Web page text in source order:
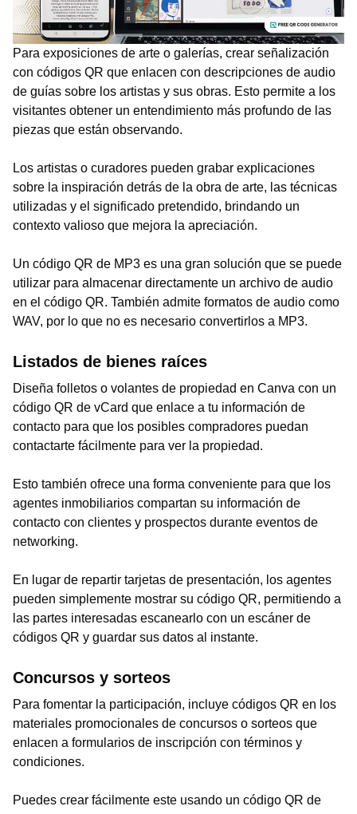
Para exposiciones de arte o galerías, crear señalización
con códigos QR que enlacen con descripciones de audio
de guías sobre los artistas y sus obras. Esto permite a los
visitantes obtener un entendimiento más profundo de las
piezas que están observando.
Los artistas o curadores pueden grabar explicaciones
sobre la inspiración detrás de la obra de arte, las técnicas
utilizadas y el significado pretendido, brindando un
contexto valioso que mejora la apreciación.
Un código QR de MP3 es una gran solución que se puede
utilizar para almacenar directamente un archivo de audio
en el código QR. También admite formatos de audio como
WAV, por lo que no es necesario convertirlos a MP3.
Listados de bienes raíces
Diseña folletos o volantes de propiedad en Canva con un
código QR de vCard que enlace a tu información de
contacto para que los posibles compradores puedan
contactarte fácilmente para ver la propiedad.
Esto también ofrece una forma conveniente para que los
agentes inmobiliarios compartan su información de
contacto con clientes y prospectos durante eventos de
networking.
En lugar de repartir tarjetas de presentación, los agentes
pueden simplemente mostrar su código QR, permitiendo a
las partes interesadas escanearlo con un escáner de
códigos QR y guardar sus datos al instante.
Concursos y sorteos
Para fomentar la participación, incluye códigos QR en los
materiales promocionales de concursos o sorteos que
enlacen a formularios de inscripción con términos y
condiciones.
Puedes crear fácilmente este usando un código QR de